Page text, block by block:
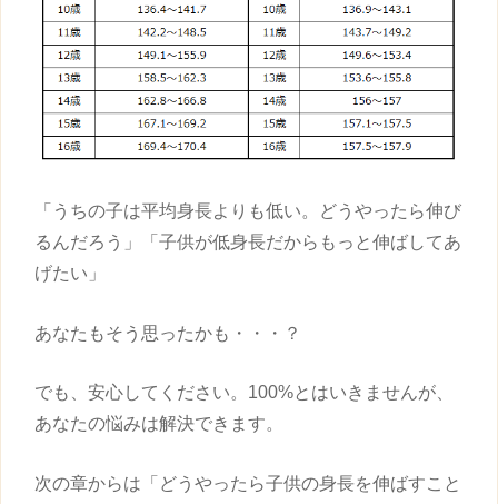
「うちの子は平均身長よりも低い。どうやったら伸び
るんだろう」「 子供が低身長だからもっと伸ばしてあ
げたい」
あなたもそう思ったかも・・・？
でも、安心してください。100%とはいきませんが、
あなたの悩みは解決できます。
次の章からは「どうやったら子供の身長を伸ばすこと